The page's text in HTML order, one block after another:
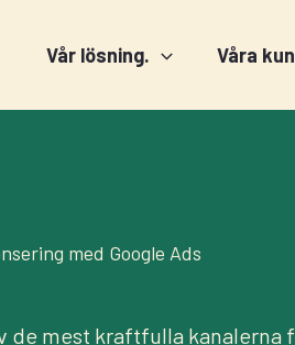
Vår lösning. Våra
med Google Ads
de mest kraftfulla kanalerna